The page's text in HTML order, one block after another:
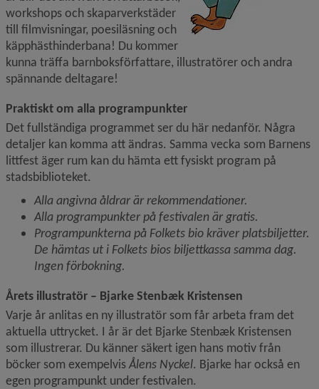
workshops och skapar­verkstäder
till filmvisningar, poesiläsning och
käpphästhinderbana! Du kommer
kunna träffa barnboksförfattare, illustratörer och andra
spännande deltagare!
Praktiskt om alla programpunkter
Det fullständiga programmet ser du här nedanför. Några
detaljer kan komma att ändras. Samma vecka som Barnens
littfest äger rum kan du hämta ett fysiskt program på
stadsbiblioteket.
Alla angivna åldrar är rekommendationer.
Alla programpunkter på festivalen är gratis.
Programpunkterna på Folkets bio kräver platsbiljetter.
De hämtas ut i Folkets bios biljettkassa samma dag.
Ingen förbokning.
Årets illustratör – Bjarke Stenbæk Kristensen
Varje år anlitas en ny illustratör som får arbeta fram det
aktuella uttrycket. I år är det Bjarke Stenbæk Kristensen
som illustrerar. Du känner säkert igen hans motiv från
böcker som exempelvis Ålens Nyckel. Bjarke har också en
egen programpunkt under festivalen.